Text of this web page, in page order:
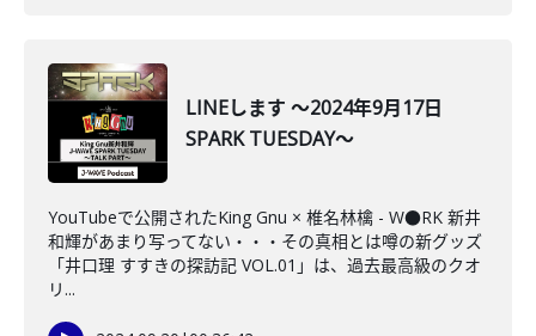
LINEします ～2024年9月17日
SPARK TUESDAY～
YouTubeで公開されたKing Gnu × 椎名林檎 - W●RK 新井
和輝があまり写ってない・・・その真相とは噂の新グッズ
「井口理 すすきの探訪記 VOL.01」は、過去最高級のクオ
リ...